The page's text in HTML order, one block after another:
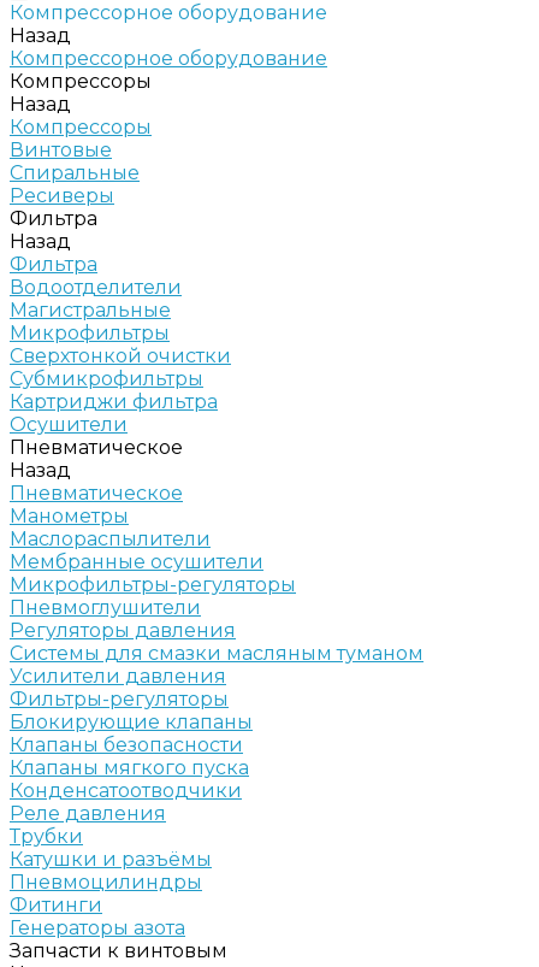
Компрессорное оборудование
Назад
Компрессорное оборудование
Компрессоры
Назад
Компрессоры
Винтовые
Спиральные
Ресиверы
Фильтра
Назад
Фильтра
Водоотделители
Магистральные
Микрофильтры
Сверхтонкой очистки
Субмикрофильтры
Картриджи фильтра
Осушители
Пневматическое
Назад
Пневматическое
Манометры
Маслораспылители
Мембранные осушители
Микрофильтры-регуляторы
Пневмоглушители
Регуляторы давления
Системы для смазки масляным туманом
Усилители давления
Фильтры-регуляторы
Блокирующие клапаны
Клапаны безопасности
Клапаны мягкого пуска
Конденсатоотводчики
Реле давления
Трубки
Катушки и разъёмы
Пневмоцилиндры
Фитинги
Генераторы азота
Запчасти к винтовым